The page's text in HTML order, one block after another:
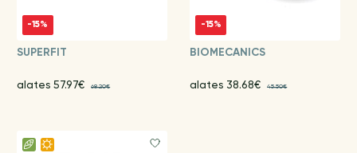
-15%
SUPERFIT
alates 57.97€ 68.20€
-15%
BIOMECANICS
alates 38.68€ 45.50€